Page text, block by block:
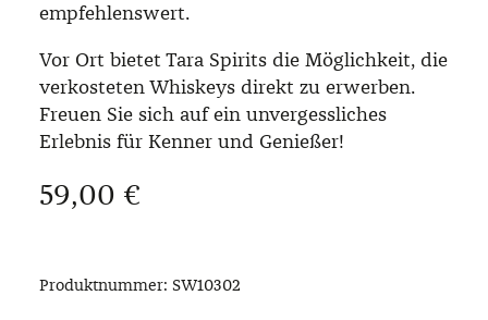
empfehlenswert.
Vor Ort bietet Tara Spirits die Möglichkeit, die
verkosteten Whiskeys direkt zu erwerben.
Freuen Sie sich auf ein unvergessliches
Erlebnis für Kenner und Genießer!
Regulärer Preis:
59,00 €
Produktnummer: SW10302